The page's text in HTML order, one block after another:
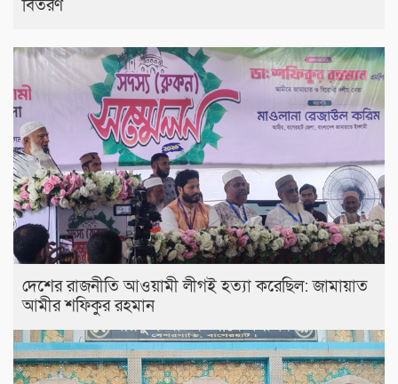
বিতরণ
দেশের রাজনীতি আওয়ামী লীগই হত্যা করেছিল: জামায়াত
আমীর শফিকুর রহমান